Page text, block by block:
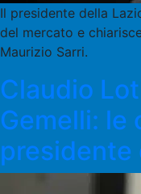
Il presidente della
del mercato e
Maurizio Sarri.
Claudio
Gemelli: le
presidente